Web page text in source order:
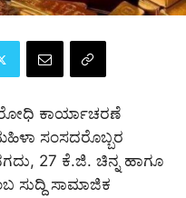
ಕಾರ್ಯಾಚರಣೆ
ಸಂಸದರೊಬ್ಬರ
27 ಕೆ.ಜಿ. ಚಿನ್ನ ಹಾಗೂ
ಸುದ್ದಿ ಸಾಮಾಜಿಕ